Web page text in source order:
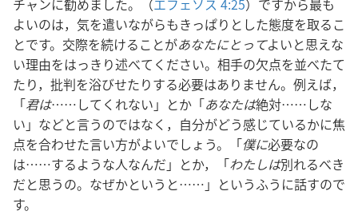
チャンに勧めました。（エフェソス 4:25）ですから最も
よいのは，気を遣いながらもきっぱりとした態度を取るこ
とです。交際を続けることがあなたにとってよいと思えな
い理由をはっきり述べてください。相手の欠点を並べたて
たり，批判を浴びせたりする必要はありません。例えば，
「君は……してくれない」とか「あなたは絶対……しな
い」などと言うのではなく，自分がどう感じているかに焦
点を合わせた言い方がよいでしょう。「僕に必要なの
は……するような人なんだ」とか，「わたしは別れるべき
だと思うの。なぜかというと……」というふうに話すので
す。